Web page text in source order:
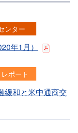
ンター
年1月）
ポート
緩和と米中通商交